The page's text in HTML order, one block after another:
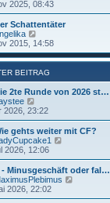
B
e
i
t
a
e
u
e
t
r
B
e
i
t
r
a
2025, 08:43
Schattentäter
e
u
e
s
t
e
B
t
r
a
2015, 14:58
BEITRAG
2te Runde von 2026 st…
e
u
e
s
t
B
e
i
2026, 23:22
gehts weiter mit CF?
u
e
s
2026, 12:06
- Minusgeschäft oder fal…
u
2026, 22:02